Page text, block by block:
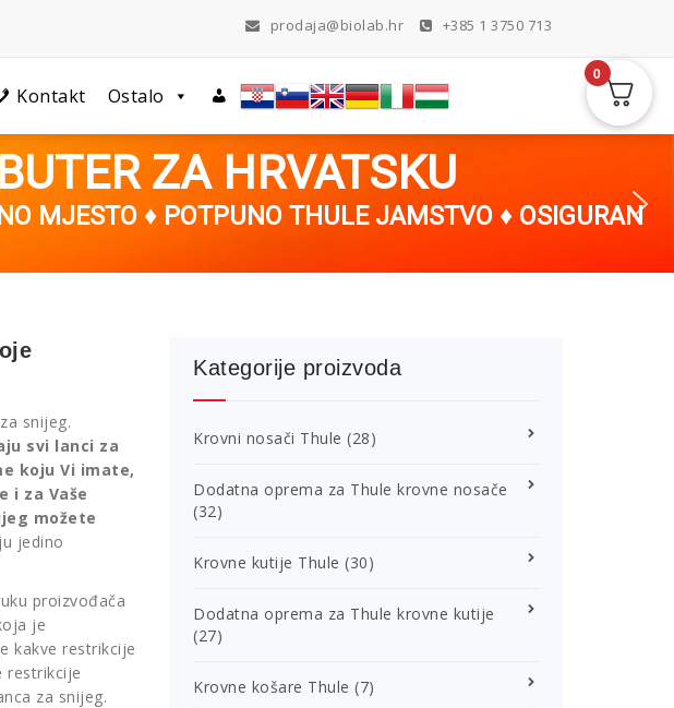
prodaja@biolab.hr +385 1 3750 713
Kontakt Ostalo
ZA HRVATSKU
MJESTO ♦ POTPUNO THULE JAMSTVO ♦ OSIGURAN
snijeg.
svi lanci za
koju Vi imate,
i za Vaše
možete
jedino
proizvođača
je
kakve restrikcije
restrikcije
za snijeg.
Kategorije proizvoda
Krovni nosači Thule (28)
Dodatna oprema za Thule krovne nosače
(32)
Krovne kutije Thule (30)
Dodatna oprema za Thule krovne kutije
(27)
Krovne košare Thule (7)
0